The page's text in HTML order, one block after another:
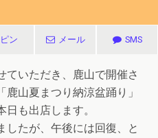
ピン メール SMS
ていただき、鹿山で開催さ
山夏まつり納涼盆踊り」
も出店します。
したが、午後には回復、と